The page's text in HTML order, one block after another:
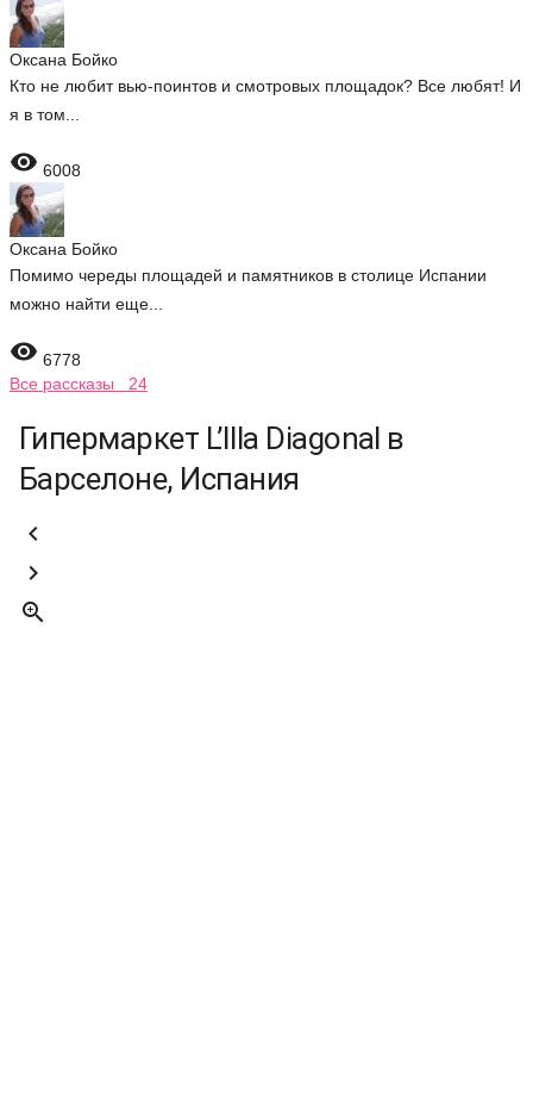
Оксана Бойко
Кто не любит вью-поинтов и смотровых площадок? Все любят! И
я в том...
 6008
Оксана Бойко
Помимо череды площадей и памятников в столице Испании
можно найти еще...
 6778
Все рассказы 24
Гипермаркет L’Illa Diagonal в
Барселоне, Испания


